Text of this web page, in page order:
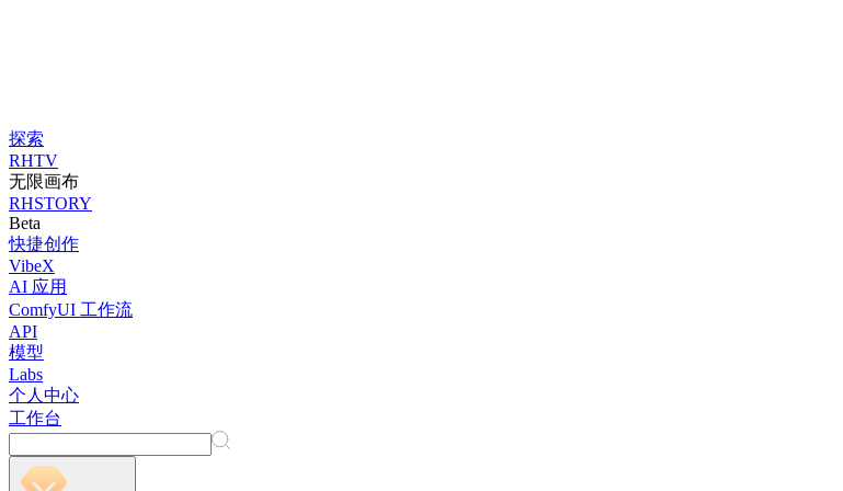
探索
RHTV
无限画布
RHSTORY
Beta
快捷创作
VibeX
AI 应用
ComfyUI 工作流
API
模型
Labs
个人中心
工作台